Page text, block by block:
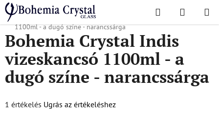
Ugrás
fő
tartalomhoz
Keresés KOSÁR
Kezdőlap
/ Karaffák Vizes karaffák
Bohemia Crystal Indis vizeskancsó
1100ml - a dugó színe - narancssárga
Bohemia Crystal Indis
vizeskancsó 1100ml - a
dugó színe - narancssárga
A
1 értékelés Ugrás az értékeléshez